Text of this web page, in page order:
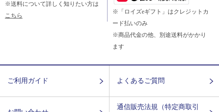
※送料について詳しく知りたい方は
こちら
※「ロイズeギフト」はクレジットカ
ード払いのみ
※商品代金の他、別途送料がかかり
ます
ご利用ガイド よくあるご質問
通信販売法規（特定商取引